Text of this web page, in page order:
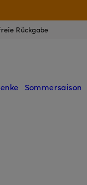
Rückgabe
Sommersaison